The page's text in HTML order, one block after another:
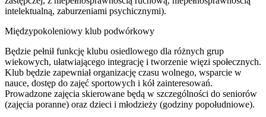
intelektualną, zaburzeniami psychicznymi).
Międzypokoleniowy klub podwórkowy
Będzie pełnił funkcję klubu osiedlowego dla różnych grup
wiekowych, ułatwiającego integrację i tworzenie więzi społecznych.
Klub będzie zapewniał organizację czasu wolnego, wsparcie w
nauce, dostęp do zajęć sportowych i kół zainteresowań.
Prowadzone zajęcia skierowane będą w szczególności do seniorów
(zajęcia poranne) oraz dzieci i młodzieży (godziny popołudniowe).